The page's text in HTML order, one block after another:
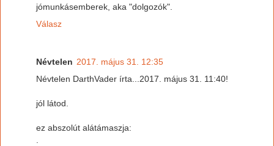
jómunkásemberek, aka "dolgozók".
Válasz
Névtelen 2017. május 31. 12:35
Névtelen DarthVader írta...2017. május 31. 11:40!
jól látod.
ez abszolút alátámaszja: